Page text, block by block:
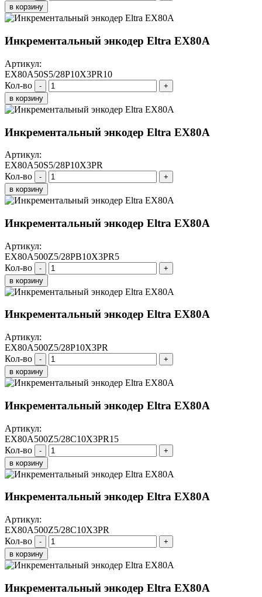
в корзину
Инкрементальный энкодер Eltra EX80A
Артикул:
EX80A50S5/28P10X3PR10
Кол-во
-
+
в корзину
Инкрементальный энкодер Eltra EX80A
Артикул:
EX80A50S5/28P10X3PR
Кол-во
-
+
в корзину
Инкрементальный энкодер Eltra EX80A
Артикул:
EX80A500Z5/28PB10X3PR5
Кол-во
-
+
в корзину
Инкрементальный энкодер Eltra EX80A
Артикул:
EX80A500Z5/28P10X3PR
Кол-во
-
+
в корзину
Инкрементальный энкодер Eltra EX80A
Артикул:
EX80A500Z5/28C10X3PR15
Кол-во
-
+
в корзину
Инкрементальный энкодер Eltra EX80A
Артикул:
EX80A500Z5/28C10X3PR
Кол-во
-
+
в корзину
Инкрементальный энкодер Eltra EX80A